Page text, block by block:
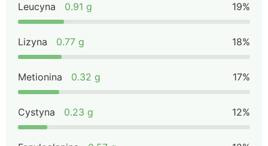
Leucyna 0.91 g 19%
Lizyna 0.77 g 18%
Metionina 0.32 g 17%
Cystyna 0.23 g 12%